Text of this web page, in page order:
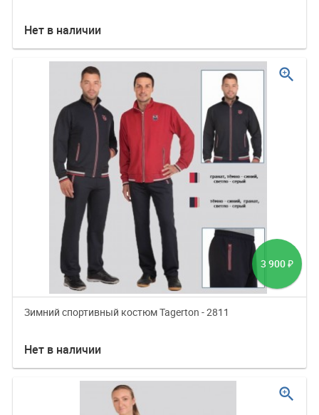
Нет в наличии
3 900 ₽
Зимний спортивный костюм Tagerton - 2811
Нет в наличии
zoom_in
zoom_in